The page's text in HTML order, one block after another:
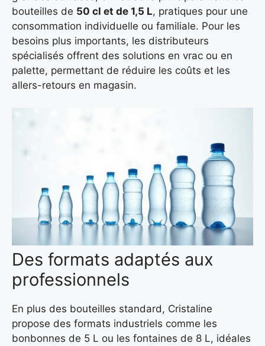
bouteilles de 50 cl et de 1,5 L, pratiques pour une
consommation individuelle ou familiale. Pour les
besoins plus importants, les distributeurs
spécialisés offrent des solutions en vrac ou en
palette, permettant de réduire les coûts et les
allers-retours en magasin.
Des formats adaptés aux
professionnels
En plus des bouteilles standard, Cristaline
propose des formats industriels comme les
bonbonnes de 5 L ou les fontaines de 8 L, idéales